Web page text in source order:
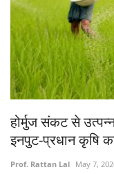
होर्मुज संकट से
इनपुट-प्रधान कृषि
Prof. Rattan Lal May 7,